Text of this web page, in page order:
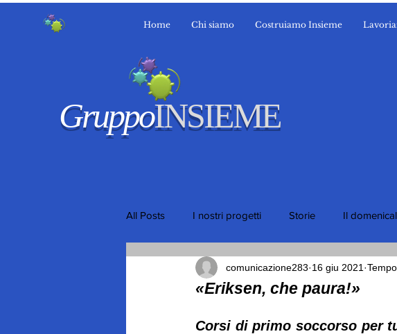
GruppoINSIEME
Home Chi siamo Costruiamo Insieme
All Posts I nostri progetti Storie Il
«Eriksen, che paura!»
comunicazione283 16 giu 2021
Corsi di primo soccorso per